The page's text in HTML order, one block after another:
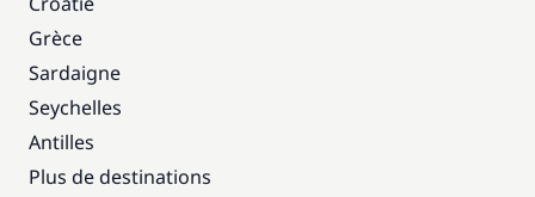
Grèce
Sardaigne
Seychelles
Antilles
Plus de destinations